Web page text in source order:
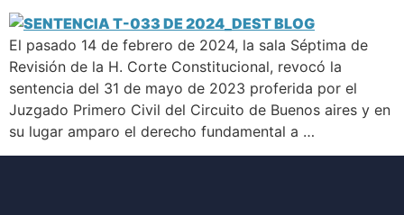
El pasado 14 de febrero de 2024, la sala Séptima de
Revisión de la H. Corte Constitucional, revocó la
sentencia del 31 de mayo de 2023 proferida por el
Juzgado Primero Civil del Circuito de Buenos aires y en
su lugar amparo el derecho fundamental a …